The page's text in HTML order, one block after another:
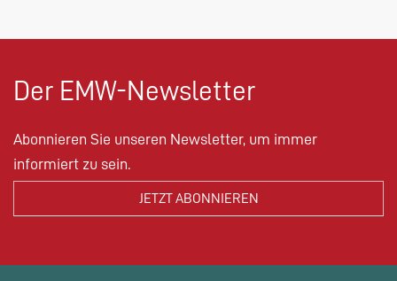
Der EMW-Newsletter
Abonnieren Sie unseren Newsletter, um immer
informiert zu sein.